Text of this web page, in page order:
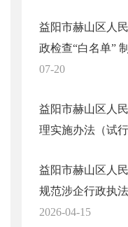
益阳市赫山区人
政检查“白名单”
07-20
益阳市赫山区人
理实施办法（试
益阳市赫山区人
规范涉企行政执
2026-04-15